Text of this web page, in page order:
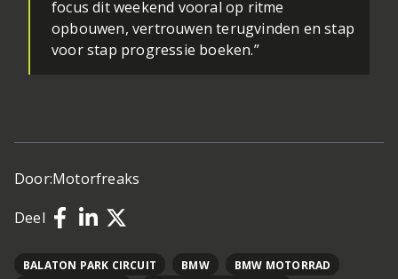
focus dit weekend vooral op ritme
opbouwen, vertrouwen terugvinden en stap
voor stap progressie boeken.”
Door:Motorfreaks
Deel
BALATON PARK CIRCUIT BMW
BMW MOTORRAD